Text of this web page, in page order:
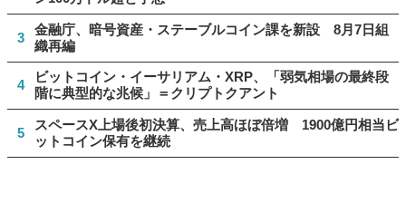
3
金融庁、暗号資産・ステーブルコイン課を新設 8月7日組
織再編
4
ビットコイン・イーサリアム・XRP、「弱気相場の最終段
階に典型的な兆候」＝クリプトクアント
5
スペースX上場後初決算、売上高ほぼ倍増 1900億円相当ビ
ットコイン保有を継続